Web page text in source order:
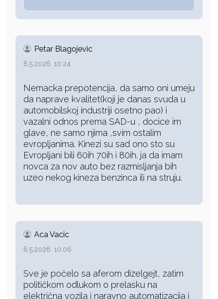
Petar Blagojevic
6.5.2026. 10:24
Nemacka prepotencija, da samo oni umeju
da naprave kvalitet(koji je danas svuda u
automobilskoj industriji osetno pao) i
vazalni odnos prema SAD-u , docice im
glave, ne samo njima ,svim ostalim
evropljanima. Kinezi su sad ono sto su
Evropljani bili 60ih 70ih i 80ih. ja da imam
novca za nov auto bez razmisljanja bih
uzeo nekog kineza benzinca ili na struju.
Aca Vacic
6.5.2026. 10:06
Sve je počelo sa aferom dizelgejt, zatim
političkom odlukom o prelasku na
električna vozila i naravno automatizacija i